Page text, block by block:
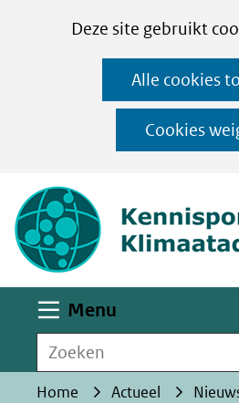
CookiesDeze site gebruikt
op
deze
website
worden
toegestaan
geweigerd.
Alle cookies
Cookies
de
Menu
Zoeken
Home Actueel